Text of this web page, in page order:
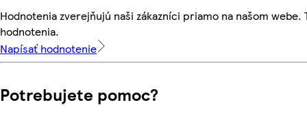
Hodnotenia zverejňujú naši zákazníci priamo na našom
hodnotenia.
Napísať hodnotenie
Potrebujete pomoc?